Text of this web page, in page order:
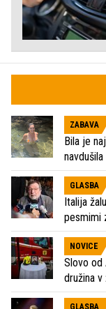
ZABAVA
Bila je
navdušila
GLASBA
Italija
pesmimi
NOVICE
Slovo od
družina v